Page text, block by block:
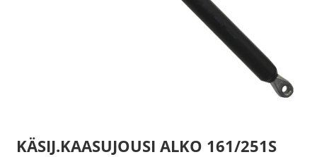
KÄSIJ.KAASUJOUSI ALKO 161/251S